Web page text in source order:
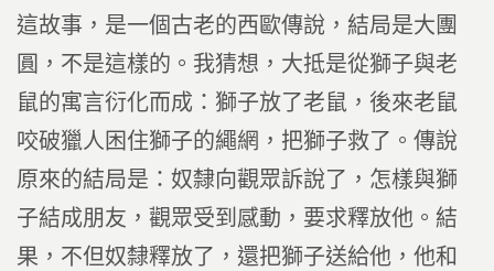
這故事，是一個古老的西歐傳說，結局是大團
圓，不是這樣的。我猜想，大抵是從獅子與老
鼠的寓言衍化而成：獅子放了老鼠，後來老鼠
咬破獵人困住獅子的繩網，把獅子救了。傳說
原來的結局是：奴隸向觀眾訴說了，怎樣與獅
子結成朋友，觀眾受到感動，要求釋放他。結
果，不但奴隸釋放了，還把獅子送給他，他和